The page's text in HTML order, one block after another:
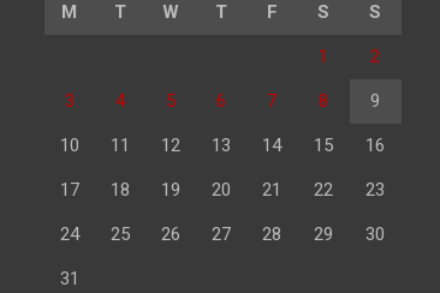
M T W T F S S
1 2
3 4 5 6 7 8 9
10 11 12 13 14 15 16
17 18 19 20 21 22 23
24 25 26 27 28 29 30
31